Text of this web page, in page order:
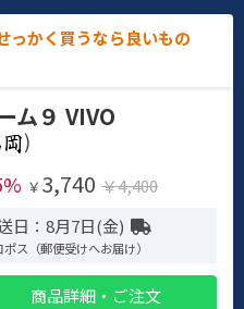
っかく買うなら良いもの
ム９ VIVO
)
￥ 3,740 ￥4,400
日：8月7日(金)
ポス（郵便受けへお届け）
商品詳細・ご注文